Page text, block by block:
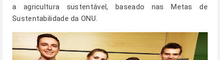
a agricultura sustentável, baseado nas Metas de
Sustentabilidade da ONU.